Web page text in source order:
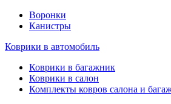
Воронки
Канистры
Коврики в автомобиль
Коврики в багажник
Коврики в салон
Комплекты ковров салона и